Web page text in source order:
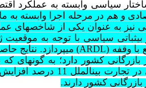
سیاسی وابسته به عملکرد
و هم در مرحله اجرا وابسته
نیز به عنوان یکی از شاخص­های
بی­ثباتی سیاسی با توجه به
با وقفه (ARDL) می­پردازد. نتایج
بازرگانی کشور دارد؛ به
سیاسی تراز
بازرگانی کشور دارند.